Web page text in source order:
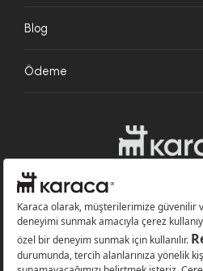
Blog
Ödeme
Websitesinde kullanılan bazı